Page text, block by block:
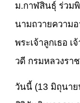
ม.กาฬสินธุ์ ร่วม
นามถวายความ
พระเจ้าลูกเธอ
วดี กรมหลวงรา
วันนี้ (13 มิถุนาย